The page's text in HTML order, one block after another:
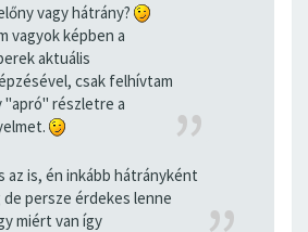
vagy hátrány?
vagyok képben a
aktuális
csak felhívtam
"apró" részletre a
az is, én inkább hátrányként
de persze érdekes lenne
miért van így